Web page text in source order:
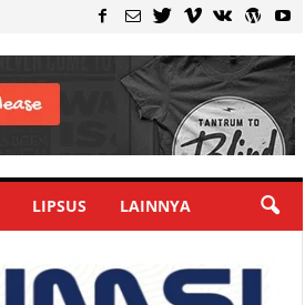
LIPSUS LAINNYA